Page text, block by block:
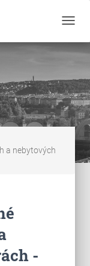
a nebytových
-